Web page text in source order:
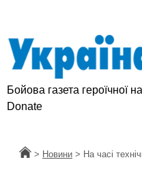
Бойова газета героїчної
Donate
Головна
> Новини > На часі